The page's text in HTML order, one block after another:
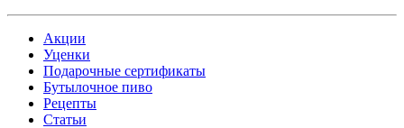
Акции
Уценки
Подарочные сертификаты
Бутылочное пиво
Рецепты
Статьи